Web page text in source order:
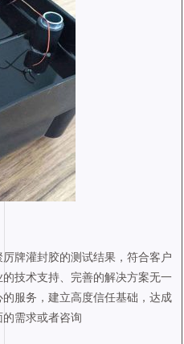
牌灌封胶的测试结果，符合客户
技术支持、完善的解决方案无一
服务，建立高度信任基础，达成
需求或者咨询